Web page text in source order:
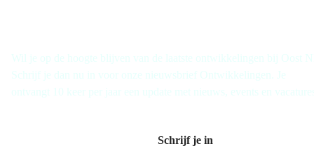
Wil je op de hoogte blijven van de laatste ontwikkelingen bij Oost
Schrijf je dan nu in voor onze nieuwsbrief Ontwikkelingen. Je
ontvangt 10 keer per jaar een update met nieuws, events en
Schrijf je in